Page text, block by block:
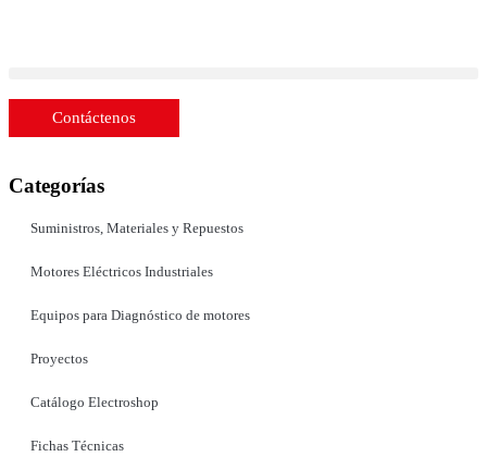
Contáctenos
Categorías
Suministros, Materiales y Repuestos
Motores Eléctricos Industriales
Equipos para Diagnóstico de motores
Proyectos
Catálogo Electroshop
Fichas Técnicas